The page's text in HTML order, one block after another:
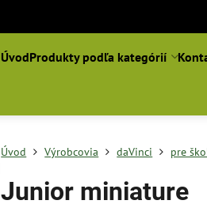
ÚvodProdukty podľa kategórií
Úvod Výrobcovia daVinci pre
Junior miniature